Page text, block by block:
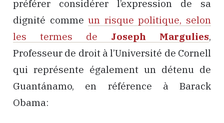
préférer considérer l’expression de sa
dignité commeun risque politique, selon
les termes de Joseph Margulies,
Professeur de droit à l’Université de Cornell
qui représente également un détenu de
Guantánamo, en référence à Barack
Obama: